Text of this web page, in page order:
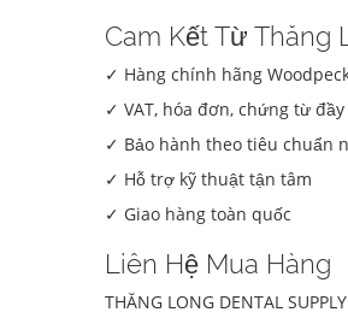
Cam Kết Từ Thăng
✓ Hàng chính hãng
✓ VAT, hóa đơn, chứng từ đầy
✓ Bảo hành theo tiêu chuẩn
✓ Hỗ trợ kỹ thuật tận tâm
✓ Giao hàng toàn quốc
Liên Hệ Mua Hàng
THĂNG LONG DENTAL SUPPLY